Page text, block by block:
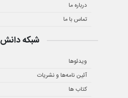
درباره ما
تماس با ما
شبکه دانش
ویدئوها
آئین نامه‌ها و نشریات
کتاب ها